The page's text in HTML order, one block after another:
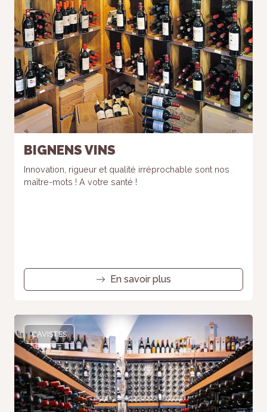
BIGNENS VINS
Innovation, rigueur et qualité irréprochable sont nos
maître-mots ! A votre santé !
En savoir plus
CAVISTES